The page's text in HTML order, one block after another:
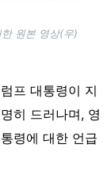
원본 영상(우)
프 대통령이 지
히 드러나며, 영
령에 대한 언급